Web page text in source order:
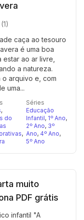
(1)
caça ao tesouro
é uma boa
estar ao ar livre,
a natureza.
o arquivo e, com
uma...
,
do
,
Séries
Educação
Infantil, 1º Ano,
2º Ano, 3º
Ano, 4º Ano,
5º Ano
muito
PDF grátis
infantil "A